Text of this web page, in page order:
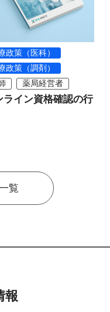
政策（医科）
政策（調剤）
薬局経営者
ライン資格確認の行
覧
報